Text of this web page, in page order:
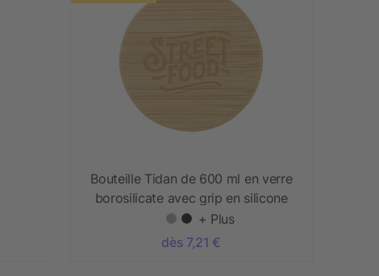
Bouteille Tidan de 600 ml en verre
borosilicate avec grip en silicone
+ Plus
dès 7,21 €